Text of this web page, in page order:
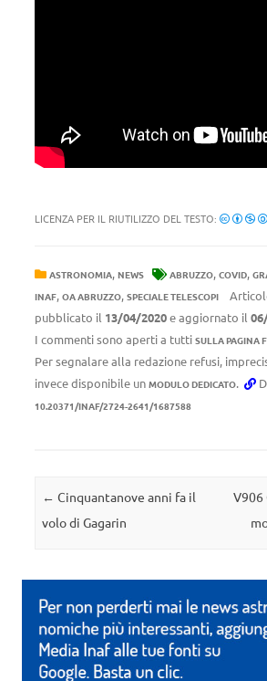
LICENZA PER IL RIUTILIZZO DEL TESTO:
ASTRONOMIA, NEWS ABRUZZO, COVID,
INAF, OA ABRUZZO, SPECIALE TELESCOPI
pubblicato il 13/04/2020e aggiornato il
I commenti sono aperti a tutti SULLA PAGINA
Per segnalare alla redazione refusi,
invece disponibile un MODULO DEDICATO.
10.20371/INAF/2724-2641/1687588
Navigazione articolo
← Cinquantanove anni fa il
volo di Gagarin
V906